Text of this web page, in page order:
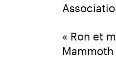
« Ron et